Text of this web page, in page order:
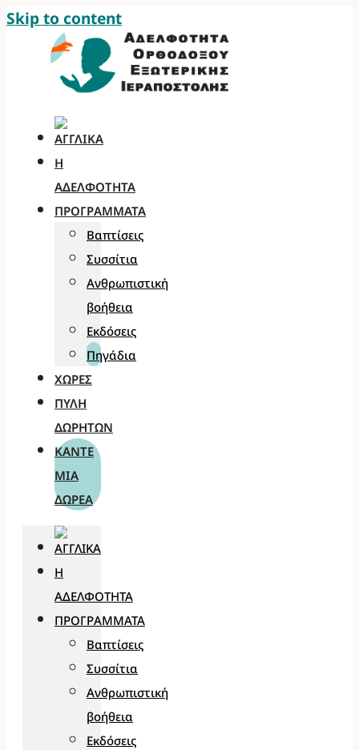
Skip to content
Η
ΑΔΕΛΦΌΤΗΤΑ
ΠΡΟΓΡΆΜΜΑΤΑ
Βαπτίσεις
Συσσίτια
Ανθρωπιστική
βοήθεια
Εκδόσεις
Πηγάδια
ΧΏΡΕΣ
ΠΎΛΗ
ΔΩΡΗΤΏΝ
ΚΆΝΤΕ
ΜΊΑ
ΔΩΡΕΆ
Η
ΑΔΕΛΦΌΤΗΤΑ
ΠΡΟΓΡΆΜΜΑΤΑ
Βαπτίσεις
Συσσίτια
Ανθρωπιστική
βοήθεια
Εκδόσεις